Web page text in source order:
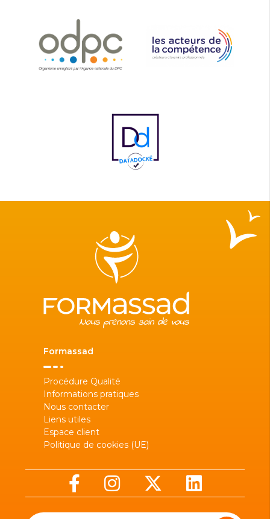
Formassad
Procédure Qualité
Informations pratiques
Nous contacter
Liens utiles
Espace client
Politique de cookies (UE)